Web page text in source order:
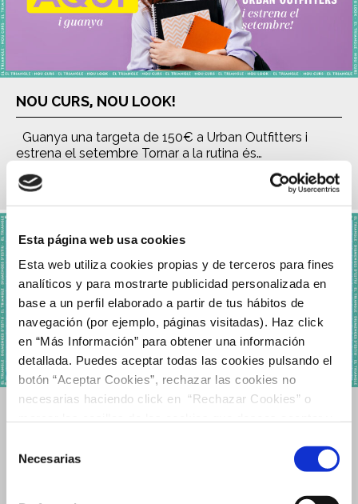
Esta página web usa cookies
Esta web utiliza cookies propias y de terceros para fines
analíticos y para mostrarte publicidad personalizada en
base a un perfil elaborado a partir de tus hábitos de
navegación (por ejemplo, páginas visitadas). Haz click
en “Más Información” para obtener una información
detallada. Puedes aceptar todas las cookies pulsando el
botón “Aceptar Cookies”, rechazar las cookies no
necesarias haciendo click en “Rechazar Cookies” o
Necesarias
NOU CURS, NOU LOOK!
Guanya una targeta de 150€ a Urban Outfitters i
estrena el setembre Tornar a la rutina és…
Llegir més
Pesca un premi diferent cada diumenge i participa al
concurs d’un val de 500€ per gastar a El…